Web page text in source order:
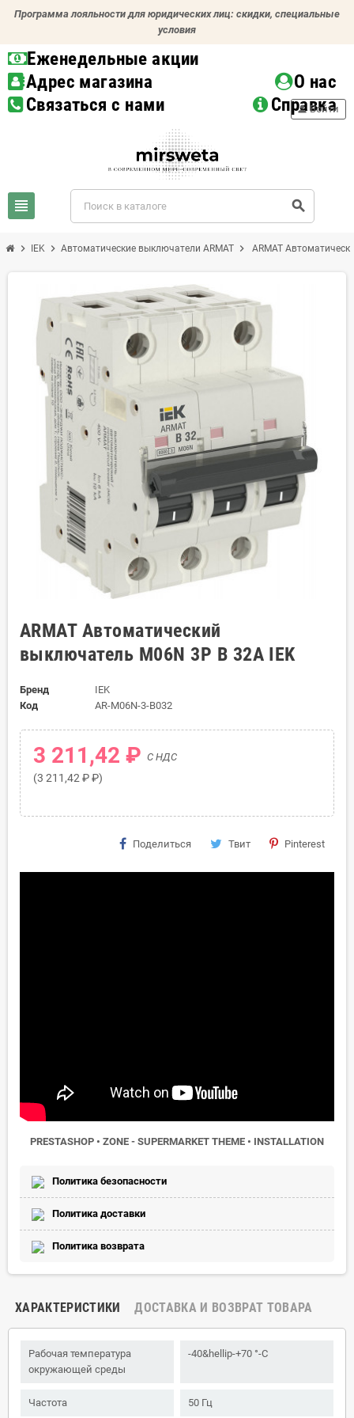
Программа лояльности для юридических лиц: скидки, специальные
условия
Еженедельные акции
Адрес магазина
О нас
Связаться с нами
Справка
view_headline search
person Войти
chevron_right IEK chevron_right Автоматические выключатели ARMAT chevron_right ARMAT
ARMAT Автоматический
выключатель M06N 3P B 32А IEK
Бренд
IEK
Код
AR-M06N-3-B032
3 211,42 ₽ С НДС
(3 211,42 ₽ ₽)
Поделиться Твит Pinterest
PRESTASHOP • ZONE - SUPERMARKET THEME • INSTALLATION
Политика безопасности
Политика доставки
Политика возврата
ХАРАКТЕРИСТИКИ ДОСТАВКА И ВОЗВРАТ ТОВАРА
Рабочая температура
окружающей среды
-40&hellip-+70 °-C
Частота 50 Гц